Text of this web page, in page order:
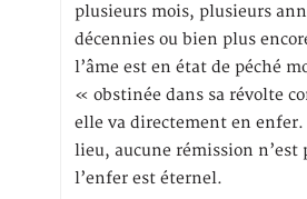
plusieurs mois, plusieurs
décennies ou bien plus
l’âme est en état de péché
« obstinée dans sa révolte
elle va directement en enfer.
lieu, aucune rémission n’est
l’enfer est éternel.